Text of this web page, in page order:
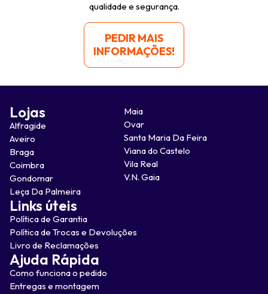
qualidade e segurança.
PEDIR MAIS
INFORMAÇÕES!
Lojas
Alfragide
Aveiro
Braga
Coimbra
Gondomar
Leça Da Palmeira
Maia
Ovar
Santa Maria Da Feira
Viana do Castelo
Vila Real
V.N. Gaia
Links úteis
Política de Garantia
Política de Trocas e Devoluções
Livro de Reclamações
Ajuda Rápida
Como funciona o pedido
Entregas e montagem